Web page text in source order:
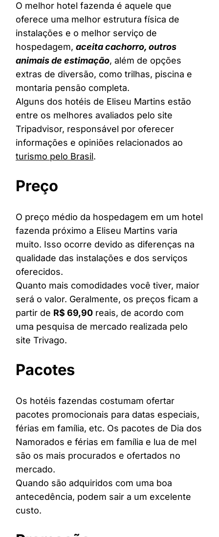
O melhor hotel fazenda é aquele que
oferece uma melhor estrutura física de
instalações e o melhor serviço de
hospedagem, aceita cachorro, outros
animais de estimação, além de opções
extras de diversão, como trilhas, piscina e
montaria pensão completa.
Alguns dos hotéis de Eliseu Martins estão
entre os melhores avaliados pelo site
Tripadvisor, responsável por oferecer
informações e opiniões relacionados ao
turismo pelo Brasil.
Preço
O preço médio da hospedagem em um hotel
fazenda próximo a Eliseu Martins varia
muito. Isso ocorre devido as diferenças na
qualidade das instalações e dos serviços
oferecidos.
Quanto mais comodidades você tiver, maior
será o valor. Geralmente, os preços ficam a
partir de R$ 69,90 reais, de acordo com
uma pesquisa de mercado realizada pelo
site Trivago.
Pacotes
Os hotéis fazendas costumam ofertar
pacotes promocionais para datas especiais,
férias em família, etc. Os pacotes de Dia dos
Namorados e férias em família e lua de mel
são os mais procurados e ofertados no
mercado.
Quando são adquiridos com uma boa
antecedência, podem sair a um excelente
custo.